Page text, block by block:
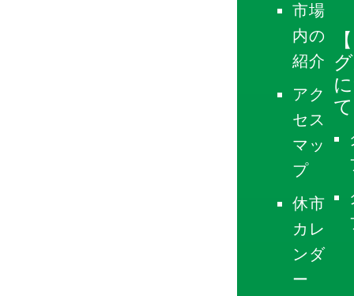
市場
内の
紹介
アク
セス
マッ
プ
休市
カレ
ンダ
ー